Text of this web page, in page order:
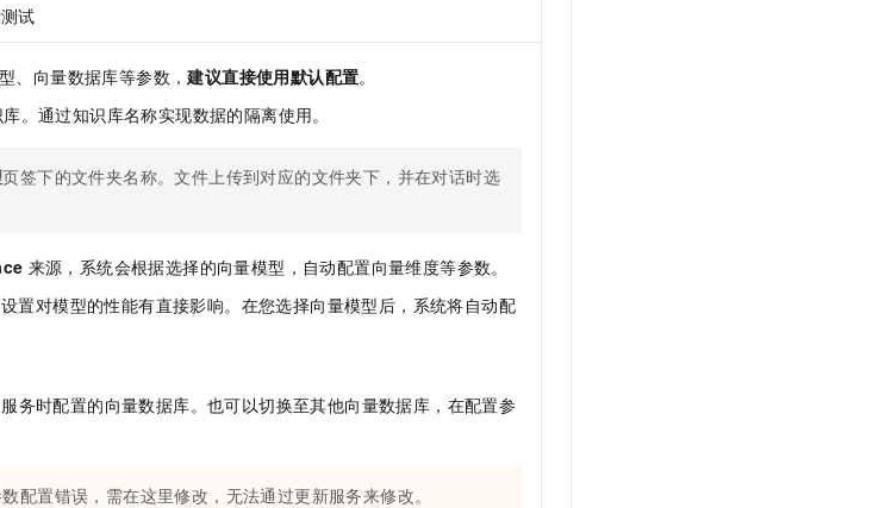
试
、向量数据库等参数，建议直接使用默认配置。
。通过知识库名称实现数据的隔离使用。
页签下的文件夹名称。文件上传到对应的文件夹下，并在对话时选
来源，系统会根据选择的向量模型，自动配置向量维度等参数。
置对模型的性能有直接影响。在您选择向量模型后，系统将自动配
服务时配置的向量数据库。也可以切换至其他向量数据库，在配置参
配置错误，需在这里修改，无法通过更新服务来修改。